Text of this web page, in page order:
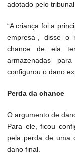
adotado pelo tribunal
“A criança foi a
empresa”, disse o
chance de ela
armazenadas
configurou o dano
Perda da chance
O argumento de
Para ele, ficou
pela perda de uma
dano final.